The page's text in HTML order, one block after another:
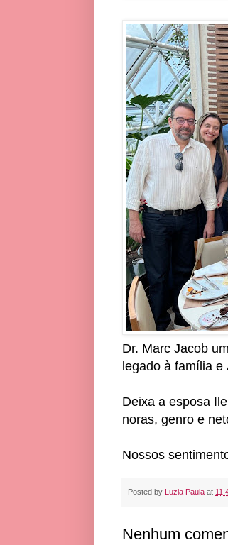
Dr. Marc Jacob
legado à família e
Deixa a esposa
noras, genro e
Nossos
Posted by Luzia Paula at
Nenhum